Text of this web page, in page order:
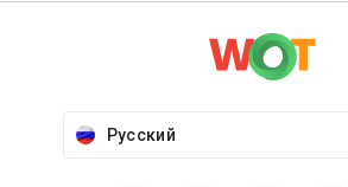
Русский